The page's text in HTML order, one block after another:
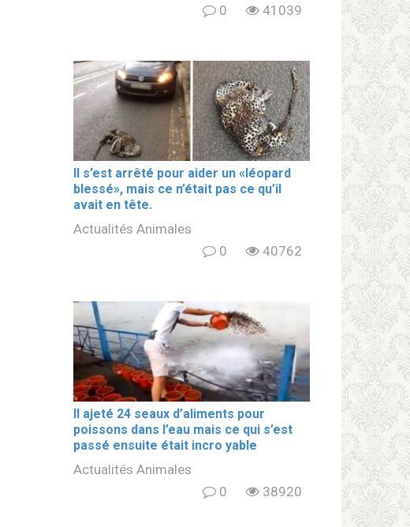
0
41039
Il s’est arrêté pour aider un «léopard
blеssé», mais ce n’était pas ce qu’il
avait en tête.
Actualités Animales
0
40762
Il ajeté 24 seaux d’aliments pour
poissons dans l’eau mais ce qui s’est
passé ensuite était incro yable
Actualités Animales
0
38920